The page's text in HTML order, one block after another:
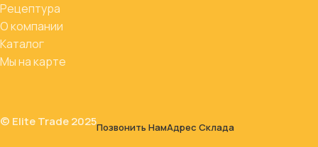
Рецептура
О компании
Каталог
Мы на карте
© Elite Trade 2025Позвонить НамАдрес Склада